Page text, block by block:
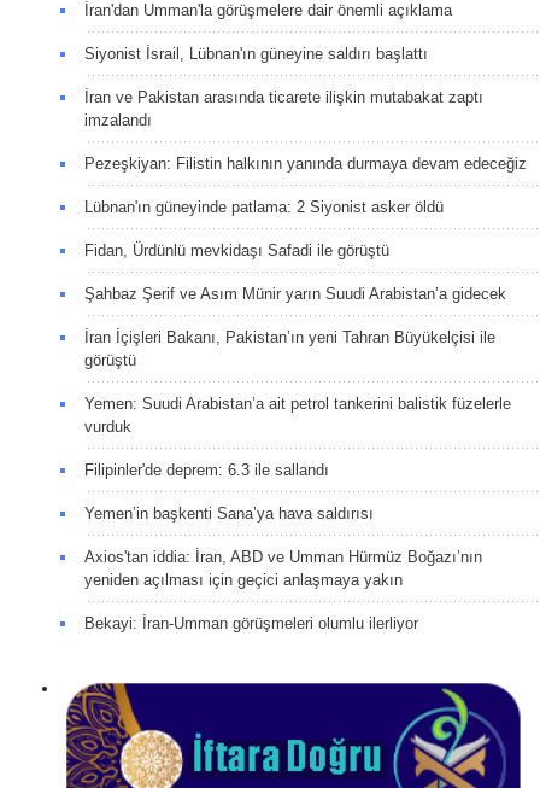
İran'dan Umman'la görüşmelere dair önemli açıklama
Siyonist İsrail, Lübnan'ın güneyine saldırı başlattı
İran ve Pakistan arasında ticarete ilişkin mutabakat zaptı
imzalandı
Pezeşkiyan: Filistin halkının yanında durmaya devam edeceğiz
Lübnan'ın güneyinde patlama: 2 Siyonist asker öldü
Fidan, Ürdünlü mevkidaşı Safadi ile görüştü
Şahbaz Şerif ve Asım Münir yarın Suudi Arabistan’a gidecek
İran İçişleri Bakanı, Pakistan’ın yeni Tahran Büyükelçisi ile
görüştü
Yemen: Suudi Arabistan’a ait petrol tankerini balistik füzelerle
vurduk
Filipinler'de deprem: 6.3 ile sallandı
Yemen’in başkenti Sana’ya hava saldırısı
Axios'tan iddia: İran, ABD ve Umman Hürmüz Boğazı’nın
yeniden açılması için geçici anlaşmaya yakın
Bekayi: İran-Umman görüşmeleri olumlu ilerliyor